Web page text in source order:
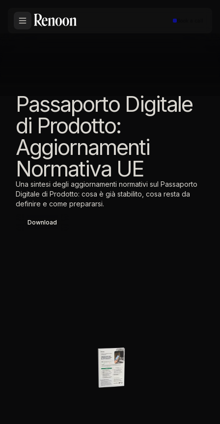
Passaporto Digitale
di Prodotto:
Aggiornamenti
Normativa UE
Una sintesi degli aggiornamenti normativi sul Passaporto
Digitale di Prodotto: cosa è già stabilito, cosa resta da
definire e come prepararsi.
Download